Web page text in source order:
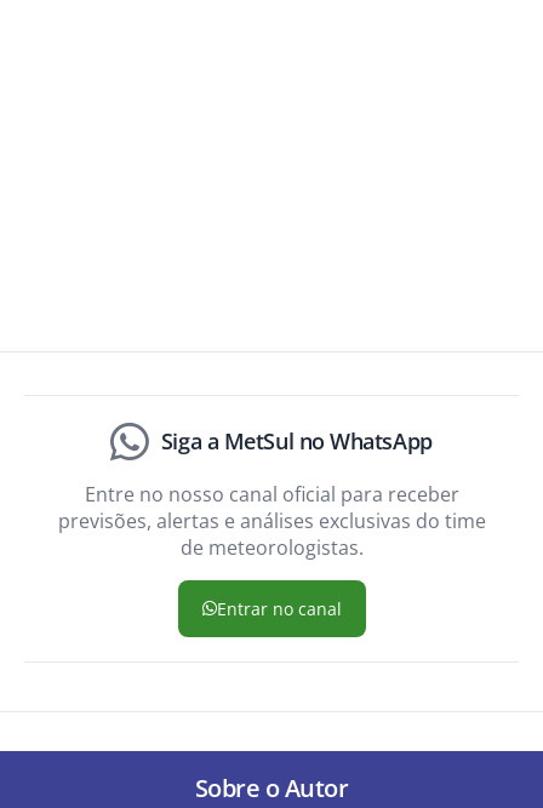
Siga a MetSul no WhatsApp
Entre no nosso canal oficial para receber
previsões, alertas e análises exclusivas do time
de meteorologistas.
Entrar no canal
Sobre o Autor